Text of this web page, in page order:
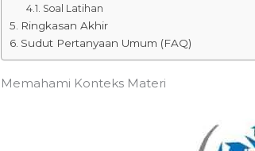
Soal Latihan
Ringkasan Akhir
Sudut Pertanyaan Umum (FAQ)
Memahami Konteks Materi